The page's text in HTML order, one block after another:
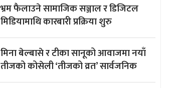
भ्रम फैलाउने सामाजिक सञ्जाल र डिजिटल
मिडियामाथि कारबारी प्रक्रिया शुरु
मिना बेल्बासे र टीका सानूको आवाजमा नयाँ
तीजको कोसेली ‘तीजको व्रत’ सार्वजनिक